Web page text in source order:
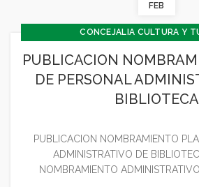
FEB
CONCEJALIA CULTURA Y
CONCEJALÍA JUVENTUD INFANCIA Y
GENERAL
PUBLICACION
DE PERSONAL
BIBLIOTECA
PUBLICACION NOMBRAMIENTO
ADMINISTRATIVO DE
NOMBRAMIENTO ADMINISTRATIVO